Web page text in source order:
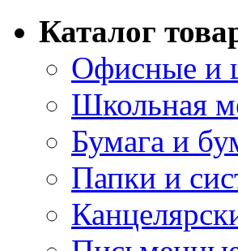
Каталог
Офисные и
Школьная
Бумага и
Папки и